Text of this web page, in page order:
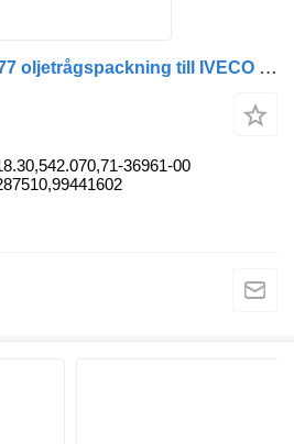
IVECO F3BE 504024777 oljetrågspackning till IVECO STRALIS, TRAKKER - E44,E45,E48,S44,S45,S48 lastbil
36961-00